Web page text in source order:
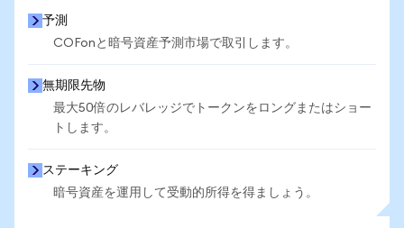
予測
COFonと暗号資産予測市場で取引します。
無期限先物
最大50倍のレバレッジでトークンをロングまたはショー
トします。
ステーキング
暗号資産を運用して受動的所得を得ましょう。